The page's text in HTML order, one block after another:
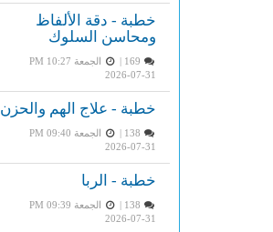
خطبة - دقة الألفاظ
ومحاسن السلوك
الجمعة PM 10:27
2026-07-31
خطبة - علاج الهم والحزن
الجمعة PM 09:40
2026-07-31
خطبة - الربا
الجمعة PM 09:39
2026-07-31